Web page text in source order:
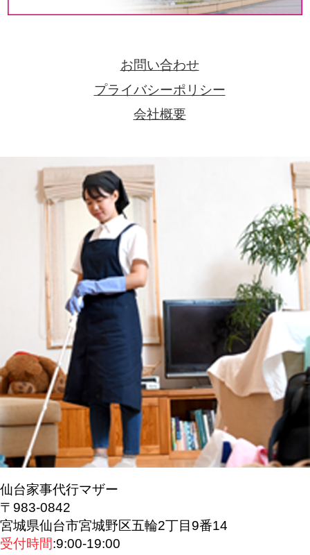
お問い合わせ
プライバシーポリシー
会社概要
仙台家事代行マザー
〒983-0842
宮城県仙台市宮城野区五輪2丁目9番14
受付時間:9:00-19:00